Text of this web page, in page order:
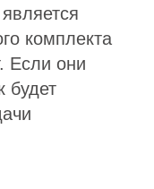
комплекта
Если они
будет